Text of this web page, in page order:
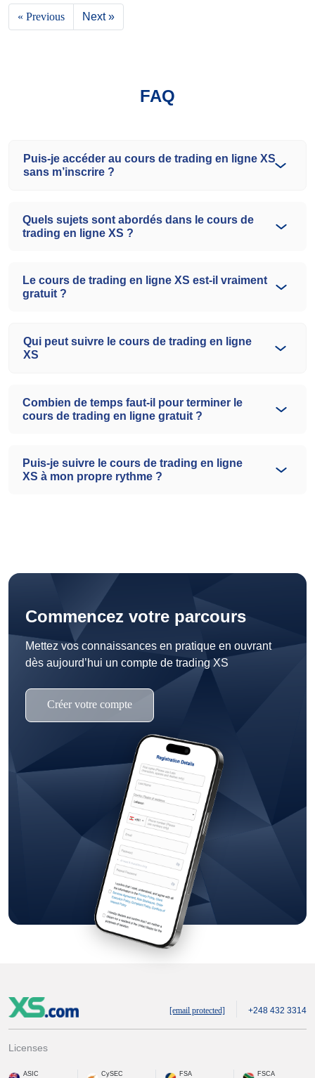
« Previous Next »
FAQ
Puis-je accéder au cours de trading en ligne XS
sans m’inscrire ?
Quels sujets sont abordés dans le cours de
trading en ligne XS ?
Le cours de trading en ligne XS est-il vraiment
gratuit ?
Qui peut suivre le cours de trading en ligne
XS
Combien de temps faut-il pour terminer le
cours de trading en ligne gratuit ?
Puis-je suivre le cours de trading en ligne
XS à mon propre rythme ?
Commencez votre parcours
Mettez vos connaissances en pratique en ouvrant
dès aujourd’hui un compte de trading XS
Créer votre compte
[email protected] +248 432 3314
Licenses
ASIC
CySEC
FSA
FSCA